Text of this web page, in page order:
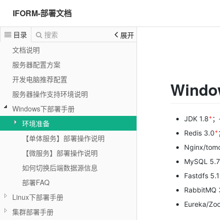
IFORM-部署文档
目录 搜索
展开
文档说明
服务器配置方案
开发电脑推荐配置
服务器操作支持环境说明
Windows下部署手册
环境准备
【单体服务】部署操作说明
【微服务】部署操作说明
如何切换后端数据源信息
部署FAQ
Linux下部署手册
集群部署手册
JDK 1.8+
Redis 3.0+
Nginx/
MySQL 5.7
Fastdfs
RabbitMQ
Eureka/